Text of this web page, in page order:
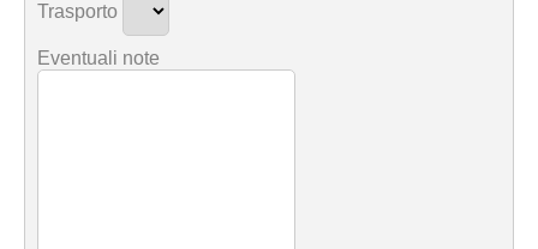
Trasporto
Eventuali note